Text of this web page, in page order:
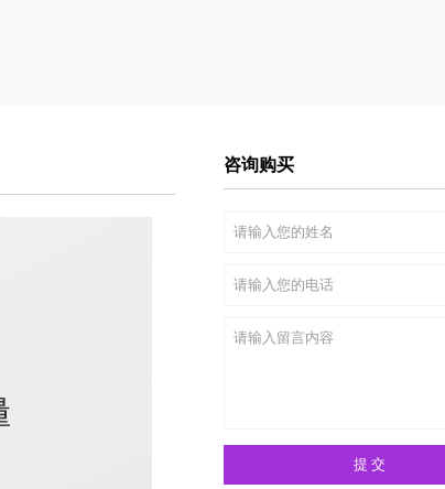
咨询购买